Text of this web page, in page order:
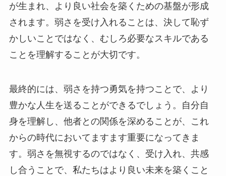
が生まれ、より良い社会を築くための基盤が形成
されます。弱さを受け入れることは、決して恥ず
かしいことではなく、むしろ必要なスキルである
ことを理解することが大切です。
最終的には、弱さを持つ勇気を持つことで、より
豊かな人生を送ることができるでしょう。自分自
身を理解し、他者との関係を深めることが、これ
からの時代においてますます重要になってきま
す。弱さを無視するのではなく、受け入れ、共感
し合うことで、私たちはより良い未来を築くこと